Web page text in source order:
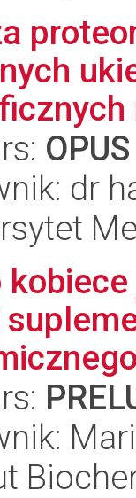
dr